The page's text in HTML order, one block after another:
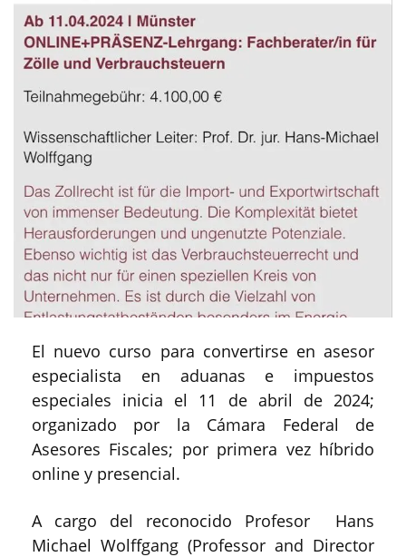
El nuevo curso para convertirse en asesor
especialista en aduanas e impuestos
especiales inicia el 11 de abril de 2024;
organizado por la Cámara Federal de
Asesores Fiscales; por primera vez híbrido
online y presencial.
A cargo del reconocido Profesor Hans
Michael Wolffgang (Professor and Director